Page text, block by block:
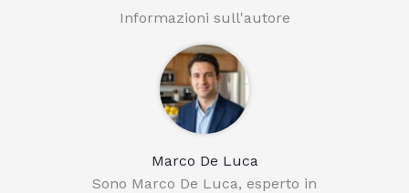
Informazioni sull'autore
Marco De Luca
Sono Marco De Luca, esperto in